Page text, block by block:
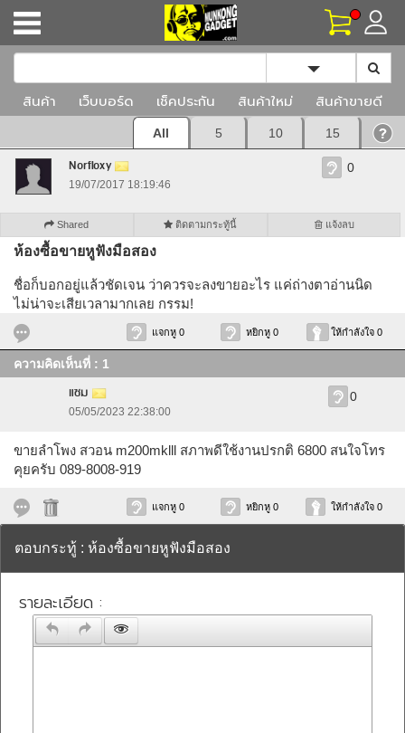
Toggle
สินค้า เว็บบอร์ด เช็คประกัน สินค้าใหม่ สินค้าขายดี
All 5 10 15
Norfloxy
19/07/2017 18:19:46
0
Shared ติดตามกระทู้นี้ แจ้งลบ
ห้องซื้อขายหูฟังมือสอง
ชื่อก็บอกอยู่แล้วชัดเจน ว่าควรจะลงขายอะไร แค่ถ่างตาอ่านนิด
ไม่น่าจะเสียเวลามากเลย กรรม!
แจกหู 0 หยิกหู 0 ให้กำลังใจ 0
ความคิดเห็นที่ : 1
แซม
05/05/2023 22:38:00
0
ขายลำโพง สวอน m200mklll สภาพดีใช้งานปรกติ 6800 สนใจโทร
คุยครับ 089-8008-919
แจกหู 0 หยิกหู 0 ให้กำลังใจ 0
ตอบกระทู้ : ห้องซื้อขายหูฟังมือสอง
รายละเอียด :